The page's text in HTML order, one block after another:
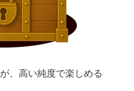
、高い純度で楽しめる